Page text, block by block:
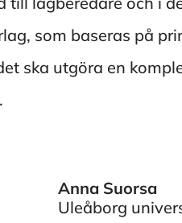
som baseras på
ska utgöra en
Anna Suorsa
Uleåborg